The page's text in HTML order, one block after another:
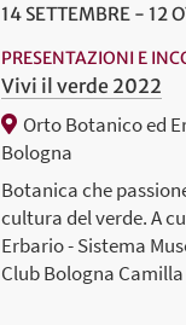
14SETTEMBRE- 12
PRESENTAZIONI E
Vivi il verde 2022
Orto Botanico ed
Bologna
Botanica che
cultura del verde. A
Erbario - Sistema
Club Bologna